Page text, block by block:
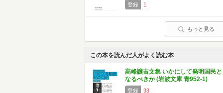
登録
1
もっと見る
この本を読んだ人がよく読む本
高峰譲吉文集 いかにして発明国民と
なるべきか (岩波文庫 青952-1)
登録 33